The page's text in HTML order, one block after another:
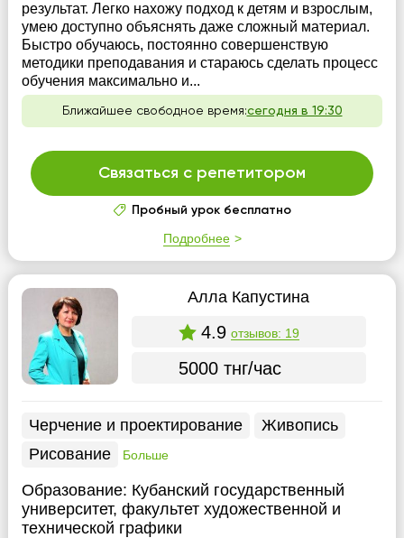
результат. Легко нахожу подход к детям и взрослым,
умею доступно объяснять даже сложный материал.
Быстро обучаюсь, постоянно совершенствую
методики преподавания и стараюсь сделать процесс
обучения максимально и...
Ближайшее свободное время:сегодня в 19:30
Связаться с репетитором
Пробный урок бесплатно
Подробнее
Алла Капустина
4.9 отзывов: 19
5000 тнг/час
Черчение и проектирование
Живопись
Рисование
Больше
Образование: Кубанский государственный
университет, факультет художественной и
технической графики